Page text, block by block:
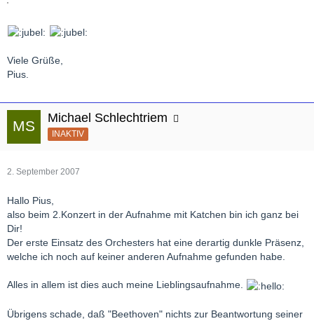
Viele Grüße,
Pius.
Michael Schlechtriem
INAKTIV
2. September 2007
Hallo Pius,
also beim 2.Konzert in der Aufnahme mit Katchen bin ich ganz bei
Dir!
Der erste Einsatz des Orchesters hat eine derartig dunkle Präsenz,
welche ich noch auf keiner anderen Aufnahme gefunden habe.
Alles in allem ist dies auch meine Lieblingsaufnahme.
Übrigens schade, daß "Beethoven" nichts zur Beantwortung seiner